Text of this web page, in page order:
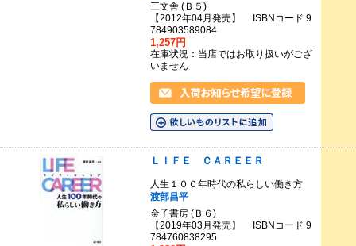
三文舎 (Ｂ５)
【2012年04月発売】 ISBNコード 9
784903589084
1,257円
在庫状況：当店ではお取り扱いがござ
いません
ＬＩＦＥ ＣＡＲＥＥＲ
人生１００年時代の私らしい働き方
渡部昌平
金子書房 (Ｂ６)
【2019年03月発売】 ISBNコード 9
784760838295